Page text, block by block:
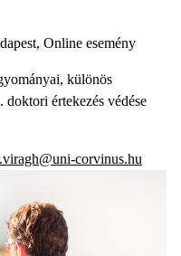
Online esemény
különös
doktori értekezés védése
corvinus.hu